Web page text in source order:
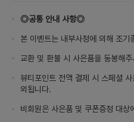
◎공통 안내 사항◎
본 이벤트는 내부사정에 의해 조기
교환 및 환불 시 사은품을 동봉해주
뷰티포인트 전액 결제 시 스페셜
외됩니다.
비회원은 사은품 및 쿠폰증정 대상